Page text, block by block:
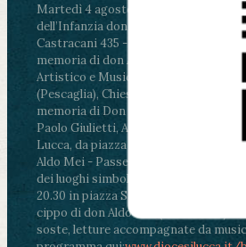
Martedì 4 agosto2026
ore 11:30 -
dell’Infanzia don Aldo Mei - Viale
Castracani 435 - Inaugurazione
memoria di don Aldo Mei curato dal
Artistico e Musicale “Passaglia”
ore
(Pescaglia), Chiesa parrocchiale -
memoria di Don Aldo Mei celebrata da
Paolo Giulietti, Arcivescovo di Lucca
Lucca, da piazza San Michele al
Aldo Mei - Passeggiata della Memoria
dei luoghi simbolo della città. Ritrovo
20.30 in piazza San Michele con
cippo di don Aldo Mei (Porta Elisa).
soste, letture accompagnate da